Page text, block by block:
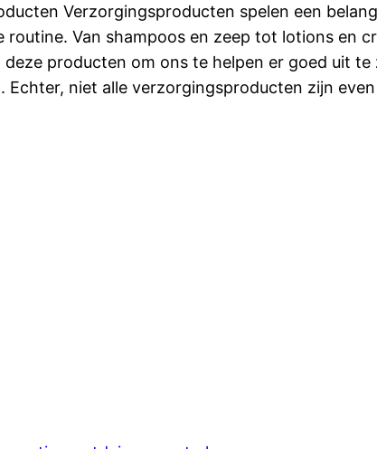
Verzorgingsproducten spelen een
routine. Van shampoos en zeep tot lotions en
producten om ons te helpen er goed uit te
Echter, niet alle verzorgingsproducten zijn